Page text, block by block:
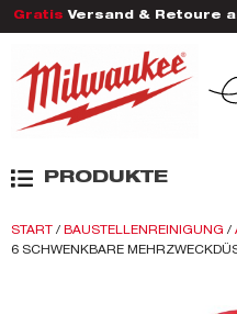
Gratis Versand & Retoure
PRODUKTE
START / BAUSTELLENREINIGUNG /
6 SCHWENKBARE